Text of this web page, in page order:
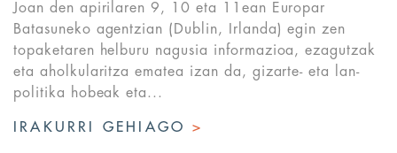
Joan den apirilaren 9, 10 eta 11ean Europar
Batasuneko agentzian (Dublin, Irlanda) egin zen
topaketaren helburu nagusia informazioa, ezagutzak
eta aholkularitza ematea izan da, gizarte- eta lan-
politika hobeak eta...
IRAKURRI GEHIAGO>